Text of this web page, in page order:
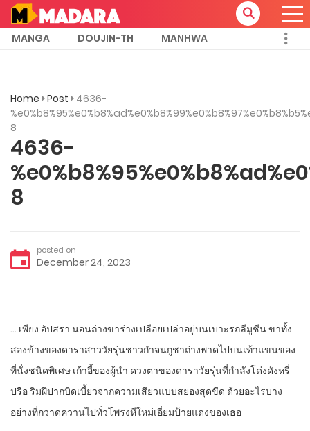
MANGA DOUJIN-TH MANHWA
Home Post
4636-
8
4636-
8
posted on
December 24, 2023
… เพียง อัปสรา นอนถ่างขาร่างเปลือยเปล่าอยู่บนเบาะรถลีมูซีน ขาทั้ง
สองข้างของดาราสาววัยรุ่นชาวกำจนกูชาถ่างพาดไปบนเท้าแขนของ
ที่นั่งชนิดพิเศษ เก้าอี้ของผู้นำ ดวงตาของดาราวัยรุ่นที่กำลังโด่งดังหรี่
ปรือ ริมฝีปากบิดเบี้ยวจากความเสียวแบบสยองสุดขีด ด้วยอะไรบาง
อย่างที่กวาดควานไปทั่วโพรงหีใหม่เอี่ยมป้ายแดงของเธอ